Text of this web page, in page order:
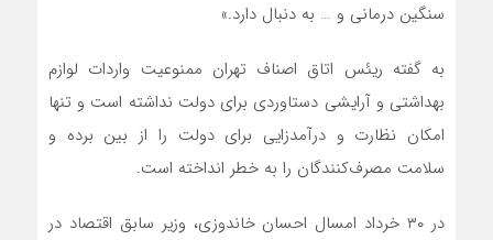
سنگین درمانی و … به دنبال دارد.»
به گفته ریئس اتاق اصناف تهران ممنوعیت واردات لوازم
بهداشتی و آرایشی دستاوردی برای دولت نداشته است و تنها
امکان نظارت و درآمدزایی برای دولت را از بین برده و
سلامت مصرف‌کنندگان را به خطر انداخته است.
در ۳۰ خرداد امسال احسان خاندوزی، وزیر سابق اقتصاد در